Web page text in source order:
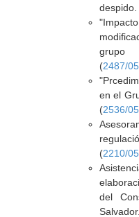
despido.
grupo
(2487/
en el
(2536/
(2210/
del